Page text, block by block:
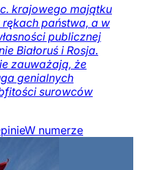
krajowego majątku
państwa, a w
publicznej
Białoruś i Rosja.
zauważają, że
genialnych
surowców
W numerze